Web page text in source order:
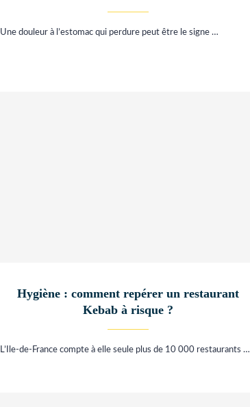
Une douleur à l’estomac qui perdure peut être le signe …
Hygiène : comment repérer un restaurant
Kebab à risque ?
L’Ile-de-France compte à elle seule plus de 10 000 restaurants …